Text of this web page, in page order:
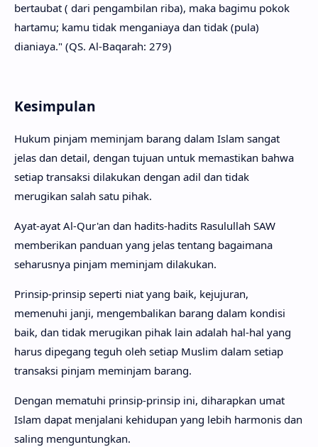
bertaubat ( dari pengambilan riba), maka bagimu pokok
hartamu; kamu tidak menganiaya dan tidak (pula)
dianiaya." (QS. Al-Baqarah: 279)
Kesimpulan
Hukum pinjam meminjam barang dalam Islam sangat
jelas dan detail, dengan tujuan untuk memastikan bahwa
setiap transaksi dilakukan dengan adil dan tidak
merugikan salah satu pihak.
Ayat-ayat Al-Qur'an dan hadits-hadits Rasulullah SAW
memberikan panduan yang jelas tentang bagaimana
seharusnya pinjam meminjam dilakukan.
Prinsip-prinsip seperti niat yang baik, kejujuran,
memenuhi janji, mengembalikan barang dalam kondisi
baik, dan tidak merugikan pihak lain adalah hal-hal yang
harus dipegang teguh oleh setiap Muslim dalam setiap
transaksi pinjam meminjam barang.
Dengan mematuhi prinsip-prinsip ini, diharapkan umat
Islam dapat menjalani kehidupan yang lebih harmonis dan
saling menguntungkan.